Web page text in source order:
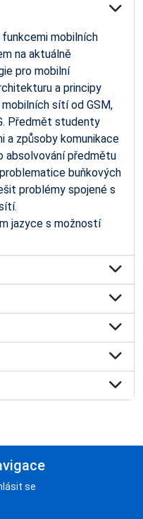
mobilních
na aktuálně
pro mobilní
a principy
sítí od GSM,
Předmět studenty
a způsoby komunikace
absolvování předmětu
buňkových
problémy spojené s
jazyce s možností
se